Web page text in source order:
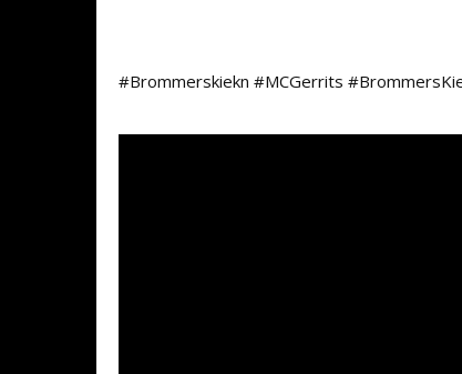
#Brommerskiekn #MCGerrits